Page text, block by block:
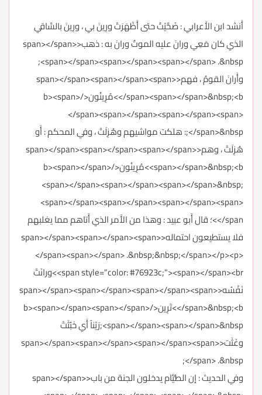
أَنشد ابن الأَعرابي : ضَحَّيْتُ حتى أَظْهَرَتْ ورِينَ بي ، ورِينَ بالسَّاقي
الذي كان مَعِي ورانَ عليه الموتُ ورانَ به : ذهب<span></span>
<span></span><span></span><span></span> .&nbsp;
وأَرانَ القومُ ، فهم<span></span><span></span><span>
</span><span></span>&nbsp;<b>مُرِينُون</b><span>
</span><span></span><span></span><span>
</span>&nbsp;: هلكت مواشيهم وهُزِلَتْ ، وفي المحكم : أَو
هُزِلَتْ ، وهم<span></span><span></span><span></span>
<span></span>&nbsp;<b>مُرِينُون</b><span></span>
<span></span><span></span><span></span>&nbsp;
<span></span><span></span><span></span><span>
</span>؛ قال أَبو عبيد : وهذا من الأَمر الذي أَتاهم مما يغلبهم
فلا يستطيعون احتماله<span></span><span></span><span>
</span><span></span> .&nbsp;&nbsp;</span></p><p>
<span style="color: #76923c;"><span></span><br>ورانَتْ
نَفْسُه<span></span><span></span><span></span><span>
</span>&nbsp;<b>تَرِين</b><span></span><span></span>
<span></span><span></span>&nbsp;رَيْناً أَي خَبُثَتْ
وغَثَت<span></span><span></span><span></span><span>
</span> .&nbsp;
وفي الحديث : إن الصُّيَّام يدخلون الجنة من باب<span></span>